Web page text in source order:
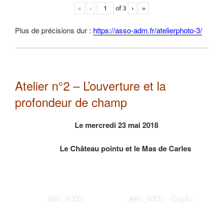
« ‹ of3 › »
Plus de précisions dur : https://asso-adm.fr/atelierphoto-3/
Atelier n°2 – L’ouverture et la
profondeur de champ
Le mercredi 23 mai 2018
Le Château pointu et le Mas de Carles
_MG_6003 _MG_6007 - Copie